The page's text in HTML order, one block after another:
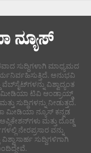
ಸುದ್ದಿಗಳಾಗಿ ಮಾಧ್ಯಮದ
ಅನುಭವಿ
ವಿಶ್ವಾದ್ಯಂತ
ಮೀಡಿಯಾ ಟಿವಿ ಆಂಡ್ರಾಯ್ಡ್
ಸುದ್ದಿಗಳನ್ನು ನೀಡುತ್ತದೆ.
ಮೀಡಿಯಾ ನ್ಯೂಸ್ ಕನ್ನಡ
ಮತ್ತು ದೊಡ್ಡ
ನೇರಪ್ರಸಾರ ವನ್ನು
ಸುದ್ದಿಗಳಿಗಾಗಿ